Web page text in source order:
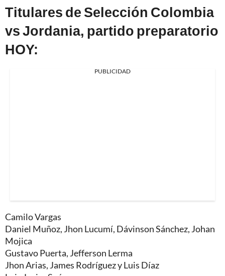
Titulares de Selección Colombia
vs Jordania, partido preparatorio
HOY:
PUBLICIDAD
Camilo Vargas
Daniel Muñoz, Jhon Lucumí, Dávinson Sánchez, Johan
Mojica
Gustavo Puerta, Jefferson Lerma
Jhon Arias, James Rodríguez y Luis Díaz